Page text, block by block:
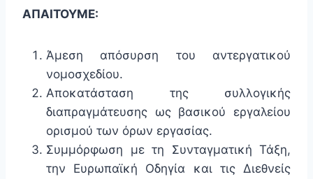
ΑΠΑΙΤΟΥΜΕ:
Άμεση απόσυρση του αντεργατικού
νομοσχεδίου.
Αποκατάσταση της συλλογικής
διαπραγμάτευσης ως βασικού εργαλείου
ορισμού των όρων εργασίας.
Συμμόρφωση με τη Συνταγματική Τάξη,
την Ευρωπαϊκή Οδηγία και τις Διεθνείς